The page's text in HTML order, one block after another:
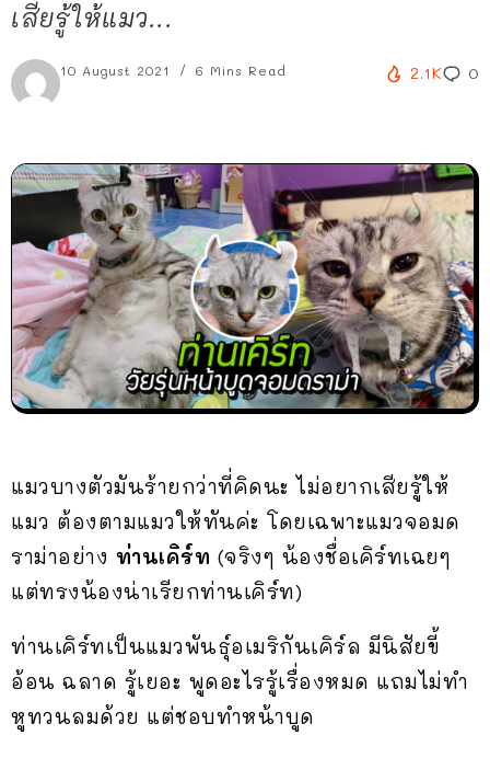
เสียรู้ให้แมว...
10 August 2021 6 Mins Read 2.1K 0
แมวบางตัวมันร้ายกว่าที่คิดนะ ไม่อยากเสียรู้ให้
แมว ต้องตามแมวให้ทันค่ะ โดยเฉพาะแมวจอมด
ราม่าอย่าง ท่านเคิร์ท (จริงๆ น้องชื่อเคิร์ทเฉยๆ
แต่ทรงน้องน่าเรียกท่านเคิร์ท)
ท่านเคิร์ทเป็นแมวพันธุ์อเมริกันเคิร์ล มีนิสัยขี้
อ้อน ฉลาด รู้เยอะ พูดอะไรรู้เรื่องหมด แถมไม่ทำ
หูทวนลมด้วย แต่ชอบทำหน้าบูด